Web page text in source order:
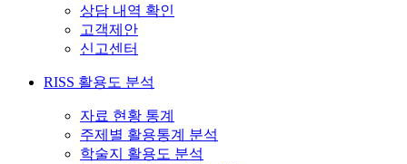
상담 내역 확인
고객제안
신고센터
RISS 활용도 분석
자료 현황 통계
주제별 활용통계 분석
학술지 활용도 분석